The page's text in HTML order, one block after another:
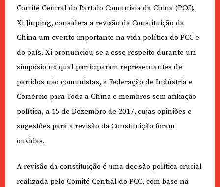
Comité Central do Partido Comunista da China (PCC),
Xi Jinping, considera a revisão da Constituição da
China um evento importante na vida política do PCC e
do país. Xi pronunciou-se a esse respeito durante um
simpósio no qual participaram representantes de
partidos não comunistas, a Federação de Indústria e
Comércio para Toda a China e membros sem afiliação
política, a 15 de Dezembro de 2017, cujas opiniões e
sugestões para a revisão da Constituição foram
ouvidas.
A revisão da constituição é uma decisão política crucial
realizada pelo Comité Central do PCC, com base na